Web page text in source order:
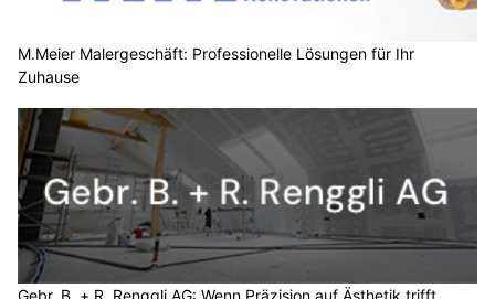
M.Meier Malergeschäft: Professionelle Lösungen für Ihr
Zuhause